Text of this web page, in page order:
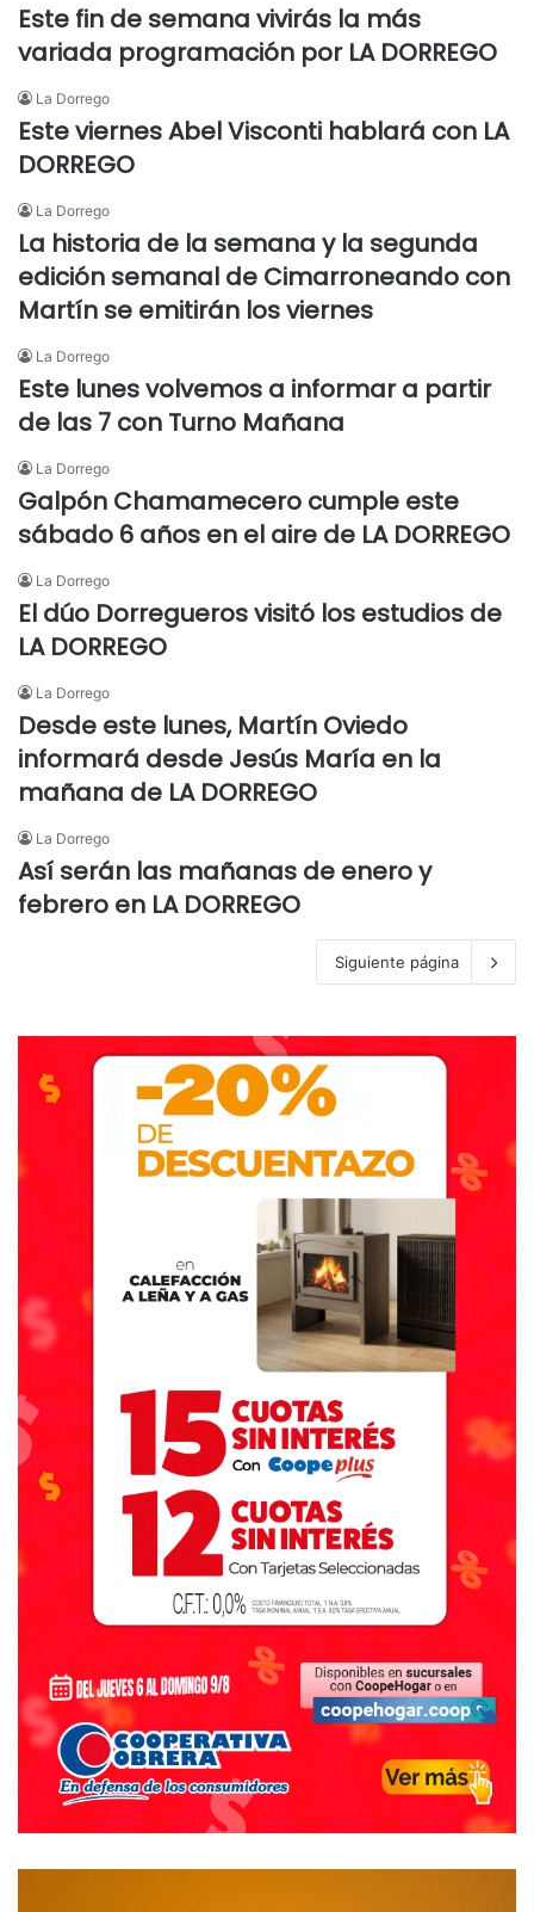
Este fin de semana vivirás la más
variada programación por LA DORREGO
La Dorrego
Este viernes Abel Visconti hablará con LA
DORREGO
La Dorrego
La historia de la semana y la segunda
edición semanal de Cimarroneando con
Martín se emitirán los viernes
La Dorrego
Este lunes volvemos a informar a partir
de las 7 con Turno Mañana
La Dorrego
Galpón Chamamecero cumple este
sábado 6 años en el aire de LA DORREGO
La Dorrego
El dúo Dorregueros visitó los estudios de
LA DORREGO
La Dorrego
Desde este lunes, Martín Oviedo
informará desde Jesús María en la
mañana de LA DORREGO
La Dorrego
Así serán las mañanas de enero y
febrero en LA DORREGO
Siguiente página